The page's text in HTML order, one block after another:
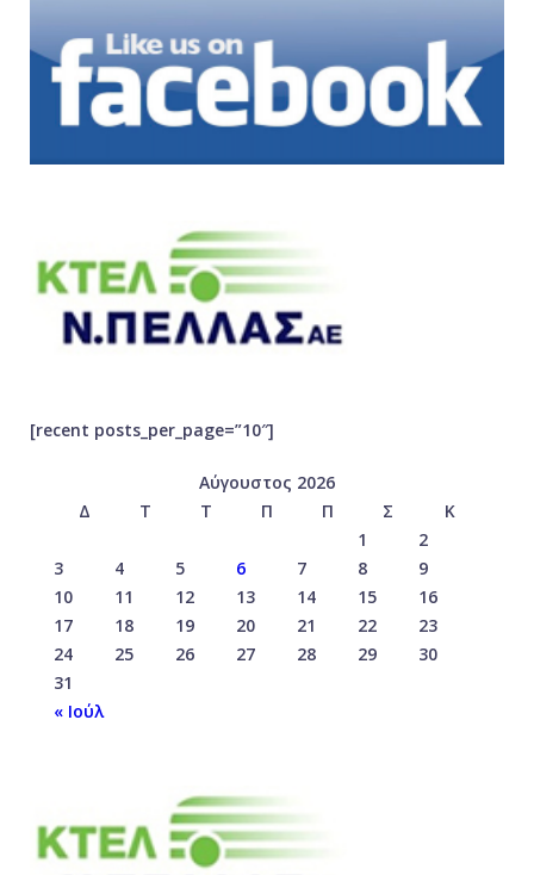
[recent posts_per_page=”10″]
Αύγουστος 2026
Δ
Τ Τ Π Π Σ
Κ
1
2
3
4 5 6 7 8
9
10
11 12 13 14 15
16
17
18 19 20 21 22
23
24
25 26 27 28 29
30
31
« Ιούλ